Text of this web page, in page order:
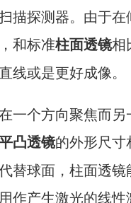
描探测器。由于
和标准柱面透镜相
线或是更好成像。
一个方向聚焦而
凸透镜的外形尺寸
替球面，柱面透
作产生激光的线性